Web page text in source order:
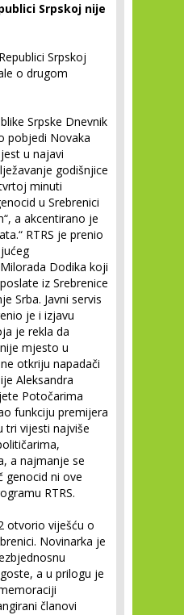
Srpskoj nije
Srpskoj
o drugom
Srpske Dnevnik
pobjedi Novaka
u najavi
godišnjice
minuti
u Srebrenici
a akcentirano je
RTRS je prenio
Dodika koji
iz Srebrenice
Srba. Javni servis
je i izjavu
je rekla da
mjesto u
otkriju napadači
Aleksandra
Potočarima
funkciju premijera
tri vijesti najviše
a najmanje se
genocid ni ove
RTRS.
otvorio viješću o
Novinarka je
a u prilogu je
članovi